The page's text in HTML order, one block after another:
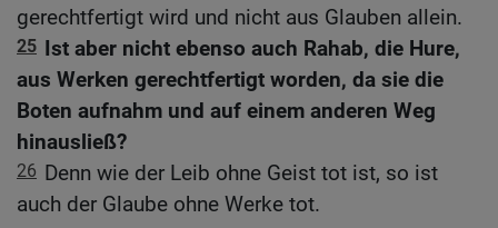
gerechtfertigt wird und nicht aus Glauben allein.
25 Ist aber nicht ebenso auch Rahab, die Hure,
aus Werken gerechtfertigt worden, da sie die
Boten aufnahm und auf einem anderen Weg
hinausließ?
26 Denn wie der Leib ohne Geist tot ist, so ist
auch der Glaube ohne Werke tot.